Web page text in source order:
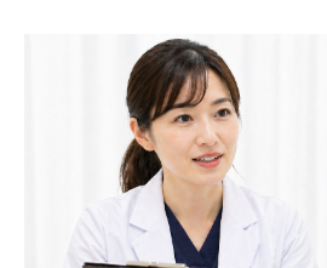
한국어